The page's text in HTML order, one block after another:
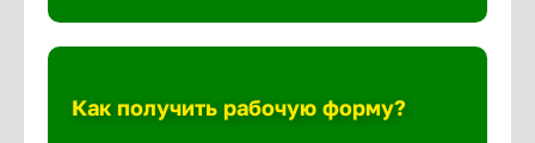
Как получить рабочую форму?